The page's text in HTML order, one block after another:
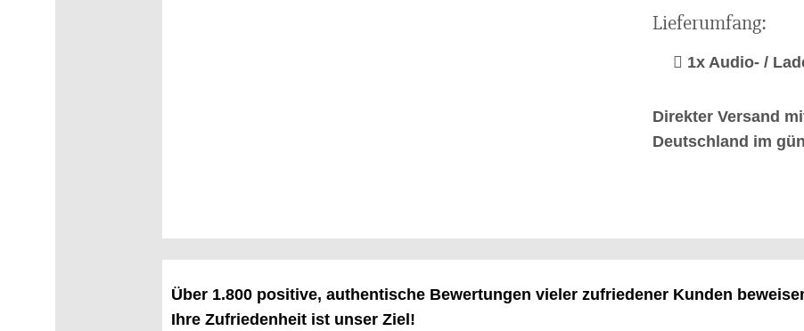
Lieferumfang:
1x Audio- /
Direkter Versand
Deutschland im
Über 1.800 positive, authentische Bewertungen vieler zufriedener Kunden
Ihre Zufriedenheit ist unser Ziel!